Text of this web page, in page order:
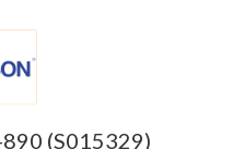
(S015329)